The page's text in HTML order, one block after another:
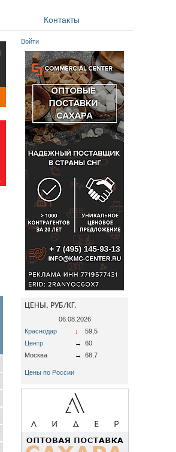
Контакты
Войти
ЦЕНЫ, РУБ/КГ.
06.08.2026
Краснодар
↓
59,5
Центр
↔
60
Москва
↔ 68,7
Цены по России